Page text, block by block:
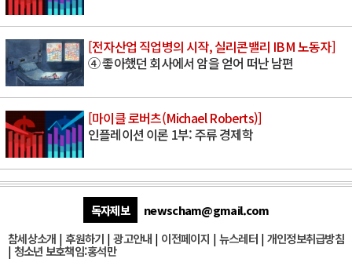
[전자산업 직업병의 시작, 실리콘밸리 IBM 노동자]
④ 좋아했던 회사에서 암을 얻어 떠난 남편
[마이클 로버츠(Michael Roberts)]
인플레이션 이론 1부: 주류 경제학
독자제보
newscham@gmail.com
참세상소개 | 후원하기 |광고안내 | 이전페이지 | 뉴스레터| 개인정보취급방침
| 청소년 보호책임:홍석만